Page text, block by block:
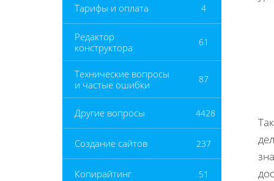
Тарифы и оплата 4
Редактор
конструктора
61
Технические вопросы
и частые ошибки
87
Другие вопросы 4428
Создание сайтов 237
Копирайтинг 51